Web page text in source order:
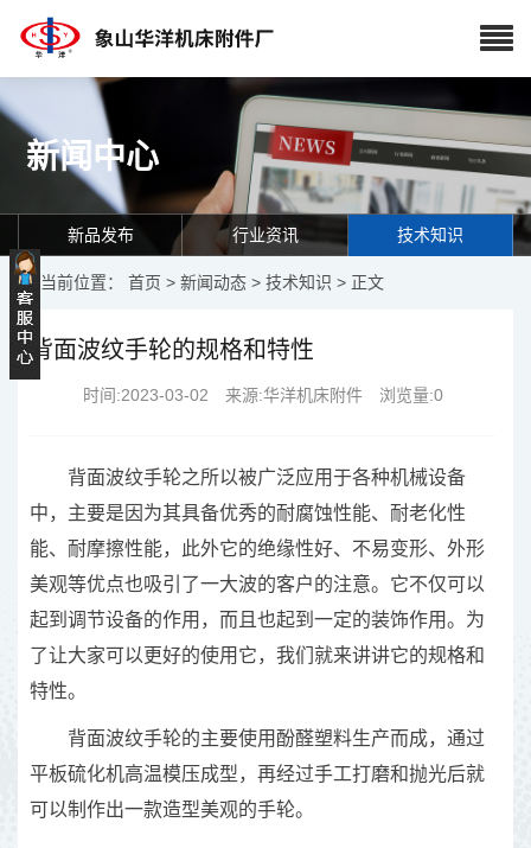
新闻中心
新品发布 行业资讯 技术知识
当前位置： 首页 > 新闻动态 > 技术知识 > 正文
背面波纹手轮的规格和特性
时间:2023-03-02 来源:华洋机床附件 浏览量:0
背面波纹手轮之所以被广泛应用于各种机械设备
中，主要是因为其具备优秀的耐腐蚀性能、耐老化性
能、耐摩擦性能，此外它的绝缘性好、不易变形、外形
美观等优点也吸引了一大波的客户的注意。它不仅可以
起到调节设备的作用，而且也起到一定的装饰作用。为
了让大家可以更好的使用它，我们就来讲讲它的规格和
特性。
背面波纹手轮的主要使用酚醛塑料生产而成，通过
平板硫化机高温模压成型，再经过手工打磨和抛光后就
可以制作出一款造型美观的手轮。